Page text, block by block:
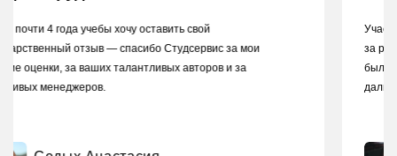
Учась в магистратуре не было времени писать магистерскую из-
за работы, решила заказать в Студсервисе, так как ранее уже
был опыт сотрудничества. Я осталась довольна, если пойду